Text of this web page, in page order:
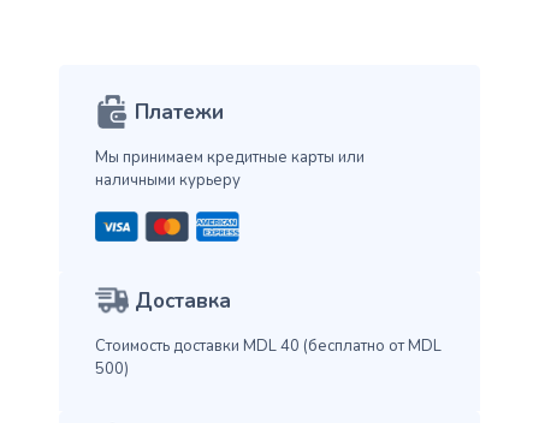
Платежи
Мы принимаем кредитные карты или
наличными курьеру
Доставка
Стоимость доставки MDL 40 (бесплатно от MDL
500)